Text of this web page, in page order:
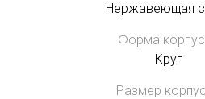
Нержавеющая
Форма
Круг
Размер